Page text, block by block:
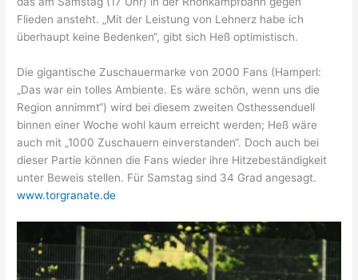
Flieden ansteht. „Mit der Leistung von Lehnerz habe ich
überhaupt keine Bedenken“, gibt sich Heß optimistisch.
Die gigantische Zuschauermarke von 2000 Fans (Hamperl:
„Das war ein tolles Ambiente. Es wäre schön, wenn uns die
Region annimmt“) wird bei diesem zweiten Osthessenduell
binnen einer Woche wohl kaum erreicht werden; Heß wäre
auch mit „1000 Zuschauern einverstanden“. Doch auch bei
dieser Partie können die Fans wieder ihre Hitzebeständigkeit
unter Beweis stellen. Für Samstag sind 34 Grad angesagt.
www.torgranate.de